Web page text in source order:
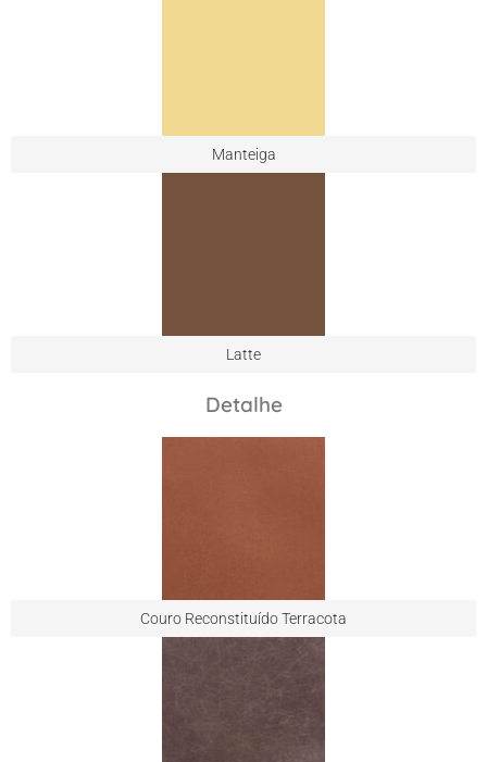
Manteiga
Latte
Detalhe
Couro Reconstituído Terracota